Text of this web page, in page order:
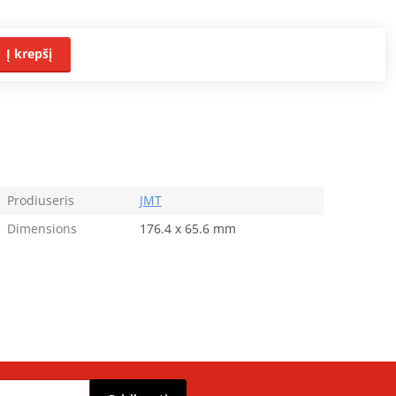
Į krepšį
Prodiuseris
JMT
Dimensions
176.4 x 65.6 mm